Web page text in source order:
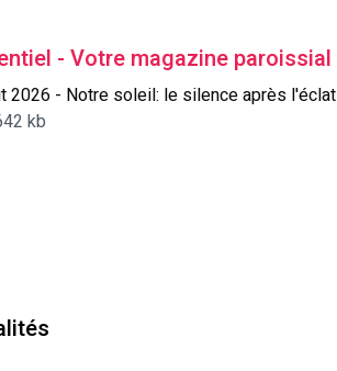
- Votre magazine paroissial
2026 - Notre soleil: le silence après l'éclat
kb